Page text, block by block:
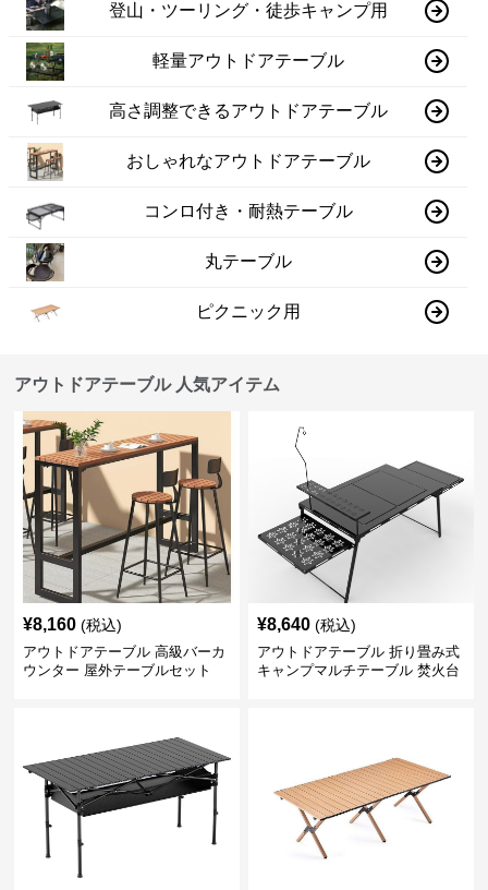
登山・ツーリング・徒歩キャンプ用
軽量アウトドアテーブル
高さ調整できるアウトドアテーブル
おしゃれなアウトドアテーブル
コンロ付き・耐熱テーブル
丸テーブル
ピクニック用
アウトドアテーブル 人気アイテム
¥8,160 (税込)
アウトドアテーブル 高級バーカ
ウンター 屋外テーブルセット
¥8,640 (税込)
アウトドアテーブル 折り畳み式
キャンプマルチテーブル 焚火台